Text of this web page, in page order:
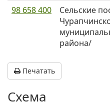
98 658 400
Сельские
района/
Печатать
Схема